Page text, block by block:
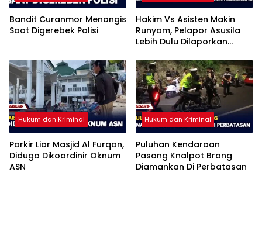
Bandit Curanmor Menangis
Saat Digerebek Polisi
Hakim Vs Asisten Makin
Runyam, Pelapor Asusila
Lebih Dulu Dilaporkan
Hukum dan Kriminal
Parkir Liar Masjid Al Furqon,
Diduga Dikoordinir Oknum
ASN
Hukum dan Kriminal
Puluhan Kendaraan
Pasang Knalpot Brong
Diamankan Di Perbatasan